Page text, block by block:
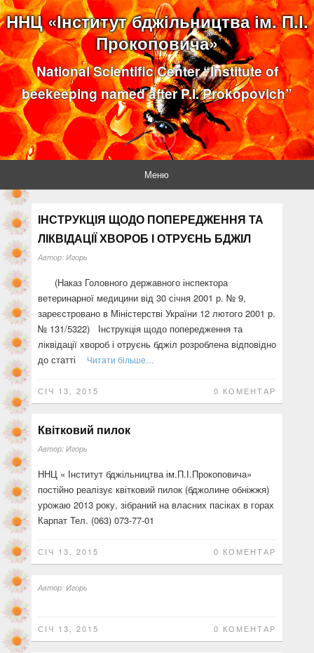
ННЦ «Інститут бджільництва ім. П.І.
Прокоповича»
National Scientific Center “Institute of
beekeeping named after P.I. Prokopovich”
Меню
ІНСТРУКЦІЯ ЩОДО ПОПЕРЕДЖЕННЯ ТА
ЛІКВІДАЦІЇ ХВОРОБ І ОТРУЄНЬ БДЖІЛ
Автор: Игорь
(Наказ Головного державного інспектора
ветеринарної медицини від 30 січня 2001 р. № 9,
зареєстровано в Міністерстві України 12 лютого 2001 р.
№ 131/5322) Інструкція щодо попередження та
ліквідації хвороб і от­руєнь бджіл розроблена відповідно
до статті
Читати більше…
СІЧ 13, 2015 0 КОМЕНТАР
Квітковий пилок
Автор: Игорь
ННЦ « Інститут бджільництва ім.П.І.Прокоповича»
постійно реалізує квітковий пилок (бджолине обніжжя)
урожаю 2013 року, зібраний на власних пасіках в горах
Карпат Тел. (063) 073-77-01
СІЧ 13, 2015 0 КОМЕНТАР
Автор: Игорь
СІЧ 13, 2015 0 КОМЕНТАР